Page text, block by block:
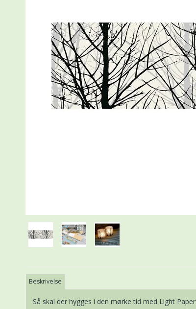
Beskrivelse
Så skal der hygges i den mørke tid med Light